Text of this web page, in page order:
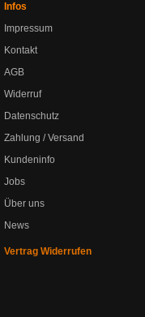
Infos
Impressum
Kontakt
AGB
Widerruf
Datenschutz
Zahlung / Versand
Kundeninfo
Jobs
Über uns
News
Vertrag Widerrufen